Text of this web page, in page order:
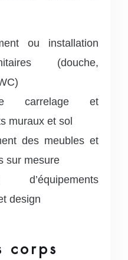
ou installation
(douche,
carrelage et
muraux et sol
des meubles et
sur mesure
d’équipements
design
corps